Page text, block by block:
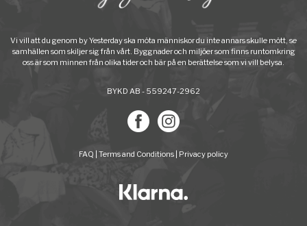
Vi vill att du genom by Yesterday ska möta människor du inte annars skulle mött, se
samhällen som skiljer sig från vårt. Byggnader och miljöer som finns runtomkring
oss är som minnen från olika tider och bär på en berättelse som vi vill belysa.
BYKD AB - 559247-2962
FAQ Terms and Conditions Privacy policy